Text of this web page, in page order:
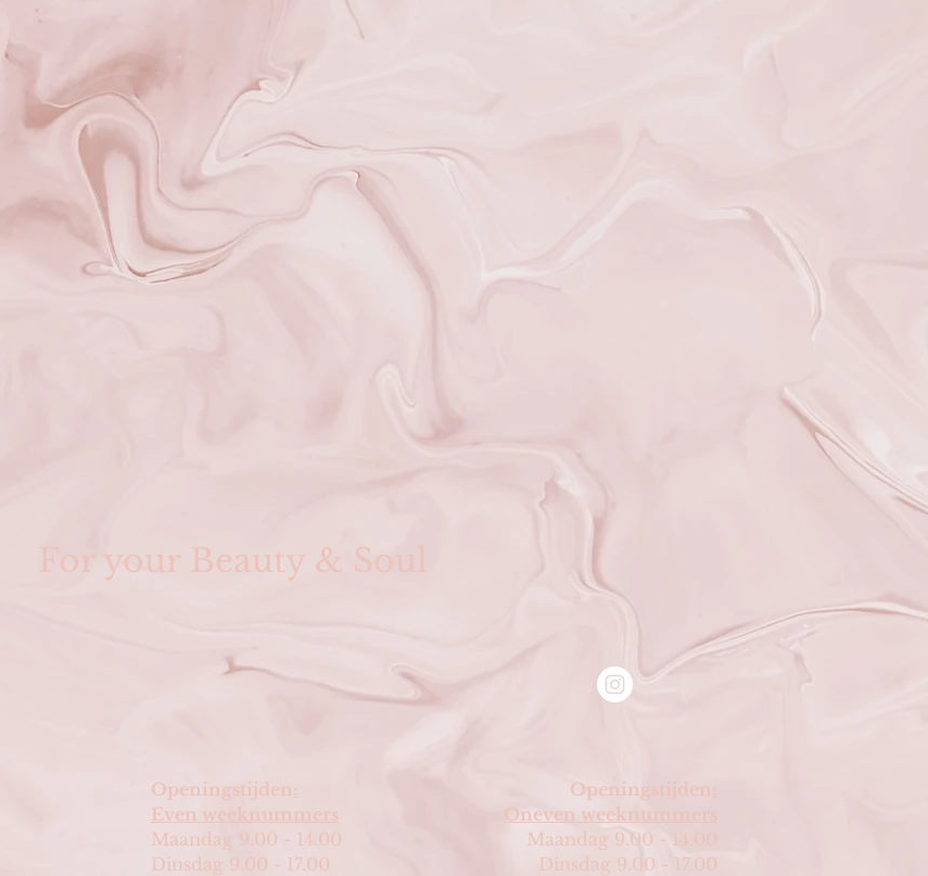
For your Beauty & Soul
Openingstijden:
Even weeknummers
Maandag 9.00 - 14.00
Dinsdag 9.00 - 17.00
Openingstijden:
Oneven weeknummers
Maandag 9.00 - 14.00
Dinsdag 9.00 - 17.00